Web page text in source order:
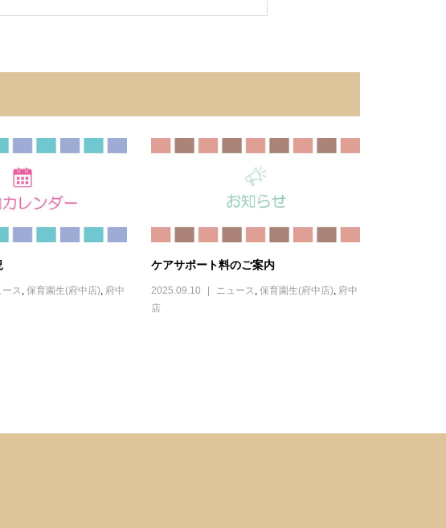
ース, 保育園生(府中店), 府中
ケアサポート料のご案内
2025.09.10 ニュース, 保育園生(府中店), 府中
店